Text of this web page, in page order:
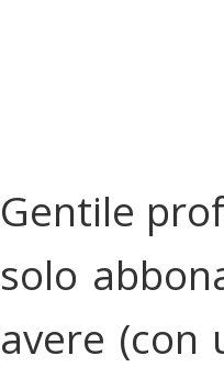
Gentile
solo
avere (con